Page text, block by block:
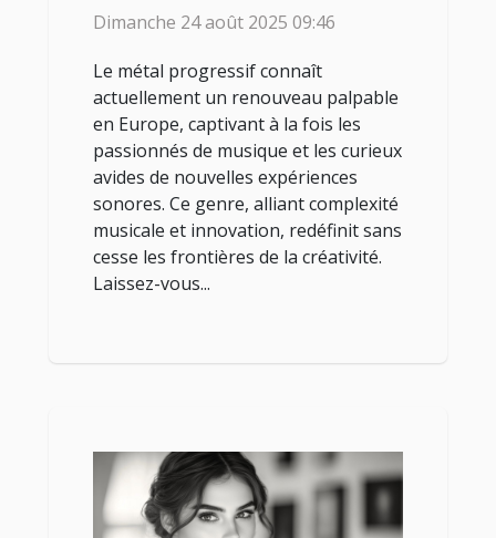
Dimanche 24 août 2025 09:46
Le métal progressif connaît
actuellement un renouveau palpable
en Europe, captivant à la fois les
passionnés de musique et les curieux
avides de nouvelles expériences
sonores. Ce genre, alliant complexité
musicale et innovation, redéfinit sans
cesse les frontières de la créativité.
Laissez-vous...